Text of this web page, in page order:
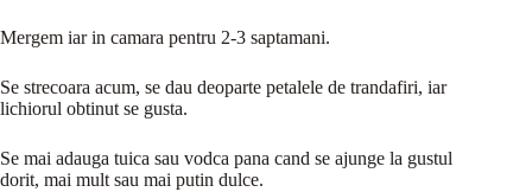
Mergem iar in camara pentru 2-3 saptamani.
Se strecoara acum, se dau deoparte petalele de trandafiri, iar
lichiorul obtinut se gusta.
Se mai adauga tuica sau vodca pana cand se ajunge la gustul
dorit, mai mult sau mai putin dulce.